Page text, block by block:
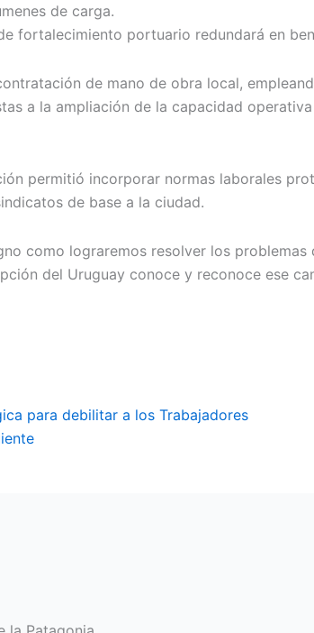
de carga.
fortalecimiento portuario redundará en
de mano de obra local,
a la ampliación de la capacidad
permitió incorporar normas laborales
de base a la ciudad.
como lograremos resolver los problemas
del Uruguay conoce y reconoce ese
para debilitar a los Trabajadores